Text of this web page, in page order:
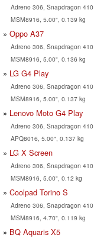
Adreno 306, Snapdragon 410
MSM8916, 5.00", 0.139 kg
Oppo A37
Adreno 306, Snapdragon 410
MSM8916, 5.00", 0.136 kg
LG G4 Play
Adreno 306, Snapdragon 410
MSM8916, 5.00", 0.137 kg
Lenovo Moto G4 Play
Adreno 306, Snapdragon 410
APQ8016, 5.00", 0.137 kg
LG X Screen
Adreno 306, Snapdragon 410
MSM8916, 5.00", 0.12 kg
Coolpad Torino S
Adreno 306, Snapdragon 410
MSM8916, 4.70", 0.119 kg
BQ Aquaris X5